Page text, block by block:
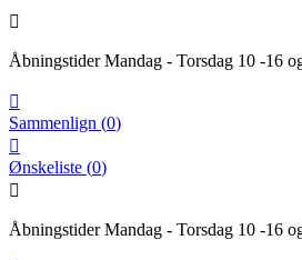

Åbningstider Mandag - Torsdag 10 -16

Sammenlign (0)

Ønskeliste (0)

Åbningstider Mandag - Torsdag 10 -16